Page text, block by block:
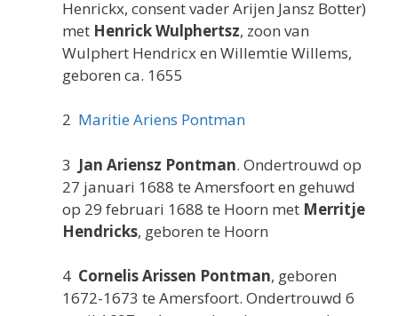
Henrickx, consent vader Arijen Jansz Botter)
met Henrick Wulphertsz, zoon van
Wulphert Hendricx en Willemtie Willems,
geboren ca. 1655
2 Maritie Ariens Pontman
3 Jan Ariensz Pontman. Ondertrouwd op
27 januari 1688 te Amersfoort en gehuwd
op 29 februari 1688 te Hoorn met Merritje
Hendricks, geboren te Hoorn
4 Cornelis Arissen Pontman, geboren
1672-1673 te Amersfoort. Ondertrouwd 6